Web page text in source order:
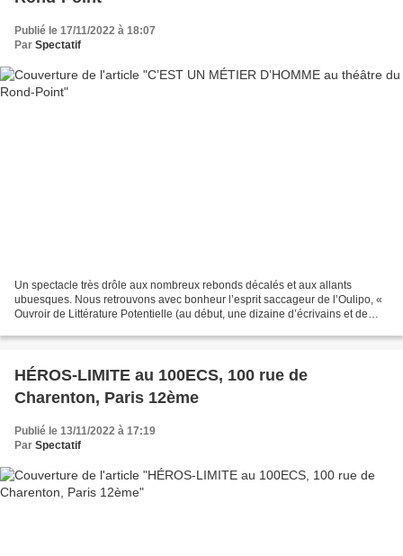
Publié le 17/11/2022 à 18:07
Par Spectatif
Un spectacle très drôle aux nombreux rebonds décalés et aux allants
ubuesques. Nous retrouvons avec bonheur l’esprit saccageur de l’Oulipo, «
Ouvroir de Littérature Potentielle (au début, une dizaine d’écrivains et de
HÉROS-LIMITE au 100ECS, 100 rue de
Charenton, Paris 12ème
Publié le 13/11/2022 à 17:19
Par Spectatif